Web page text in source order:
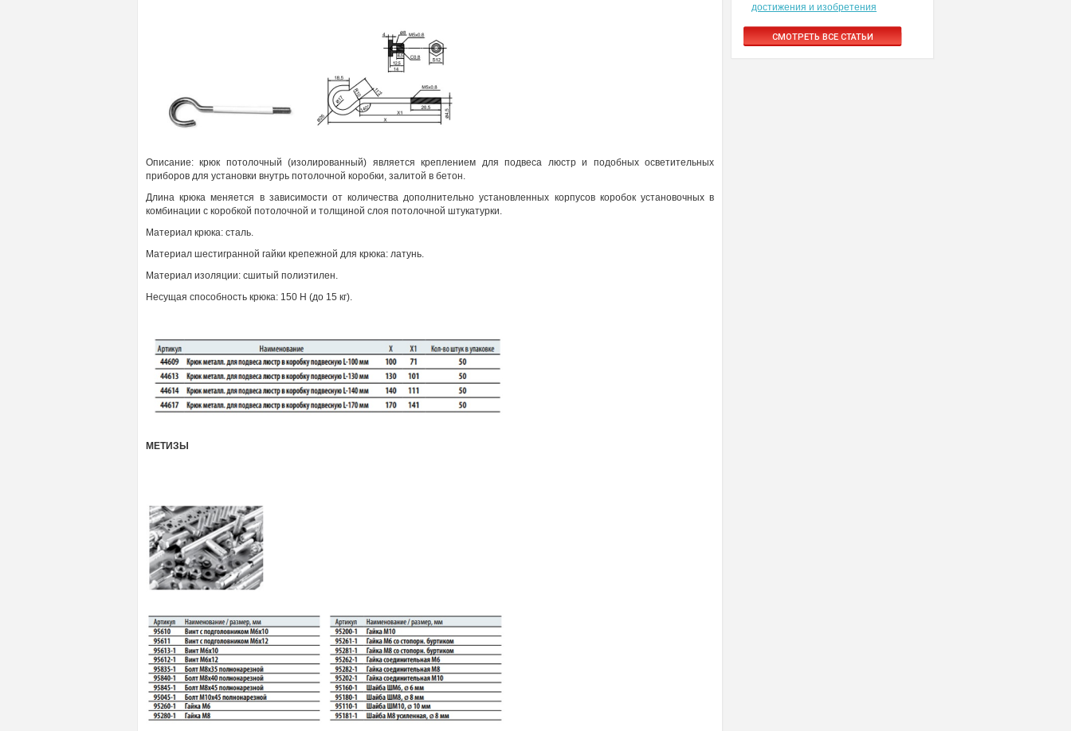
Описание: крюк потолочный (изолированный) является креплением для подвеса люстр и подобных осветительных
приборов для установки внутрь потолочной коробки, залитой в бетон.
Длина крюка меняется в зависимости от количества дополнительно установленных корпусов коробок установочных в
комбинации с коробкой потолочной и толщиной слоя потолочной штукатурки.
Материал крюка: сталь.
Материал шестигранной гайки крепежной для крюка: латунь.
Материал изоляции: сшитый полиэтилен.
Несущая способность крюка: 150 Н (до 15 кг).
МЕТИЗЫ
достижения и изобретения
СМОТРЕТЬ ВСЕ СТАТЬИ